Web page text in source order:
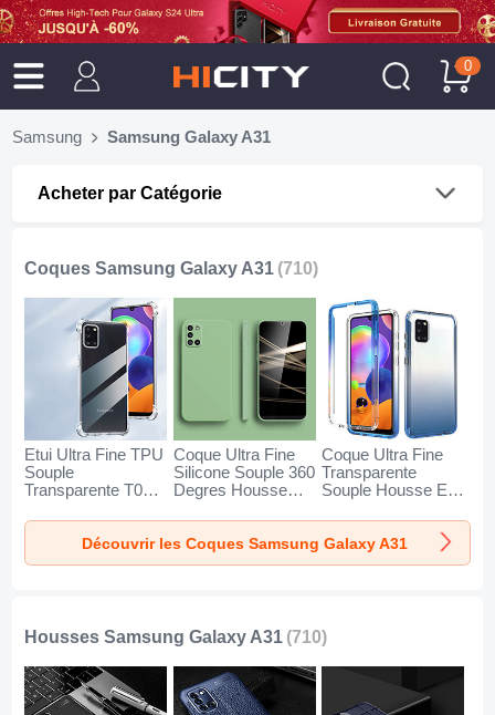
0
Samsung Samsung Galaxy A31
Acheter par Catégorie
Coques Samsung Galaxy A31 (710)
Etui Ultra Fine TPU
Souple
Transparente T02
Galaxy A31 Clair
Coque Ultra Fine
Silicone Souple 360
Degres Housse
Samsung Galaxy
A31 Vert
Coque Ultra Fine
Transparente
Souple Housse Etui
et Arriere Degrade
pour Samsung
Galaxy A31 Bleu
Découvrir les Coques Samsung Galaxy A31
Housses Samsung Galaxy A31 (710)